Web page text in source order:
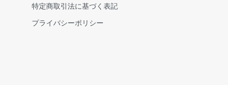
特定商取引法に基づく表記
プライバシーポリシー